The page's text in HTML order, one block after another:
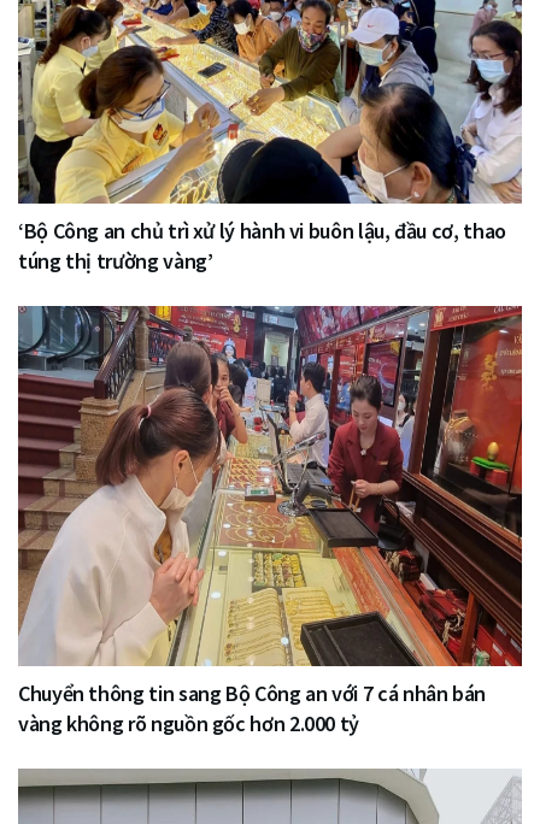
‘Bộ Công an chủ trì xử lý hành vi buôn lậu, đầu cơ, thao
túng thị trường vàng’
Chuyển thông tin sang Bộ Công an với 7 cá nhân bán
vàng không rõ nguồn gốc hơn 2.000 tỷ